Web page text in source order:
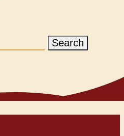
Search